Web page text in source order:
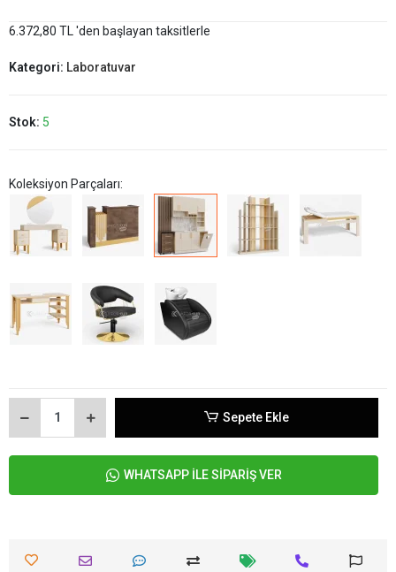
6.372,80 TL 'den başlayan taksitlerle
Kategori: Laboratuvar
Stok: 5
Koleksiyon Parçaları:
Sepete Ekle
WHATSAPP İLE SİPARİŞ VER